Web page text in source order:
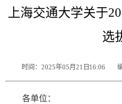
上海交通大学关于
选
时间：2025年05月21日 16:06
各单位：